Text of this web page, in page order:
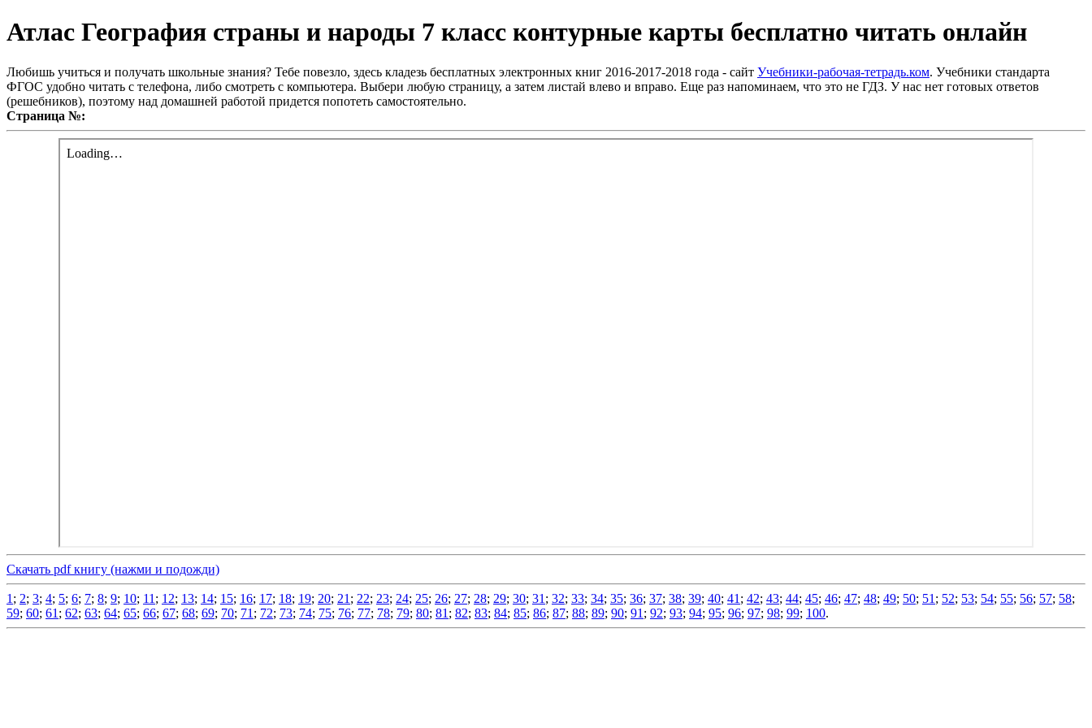
Атлас География страны и народы 7 класс контурные карты бесплатно читать онлайн
Любишь учиться и получать школьные знания? Тебе повезло, здесь кладезь бесплатных электронных книг 2016-2017-2018 года - сайт Учебники-рабочая-тетрадь.ком. Учебники стандарта
ФГОС удобно читать с телефона, либо смотреть с компьютера. Выбери любую страницу, а затем листай влево и вправо. Еще раз напоминаем, что это не ГДЗ. У нас нет готовых ответов
(решебников), поэтому над домашней работой придется попотеть самостоятельно.
Страница №:
Скачать pdf книгу (нажми и подожди)
1 ; 2; 3; 4; 5; 6; 7; 8; 9; 10; 11 ; 12; 13; 14; 15; 16; 17; 18; 19; 20; 21 ; 22; 23; 24; 25; 26; 27; 28; 29; 30; 31 ; 32; 33; 34; 35; 36; 37; 38; 39; 40; 41 ; 42; 43; 44; 45; 46; 47; 48; 49; 50; 51 ; 52; 53; 54; 55; 56; 57; 58;
59; 60; 61 ; 62; 63; 64; 65; 66; 67; 68; 69; 70; 71 ; 72; 73; 74; 75; 76; 77; 78; 79; 80; 81 ; 82; 83; 84; 85; 86; 87; 88; 89; 90; 91 ; 92; 93; 94; 95; 96; 97; 98; 99; 100.